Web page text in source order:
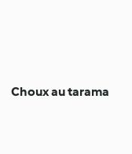
Choux au tarama